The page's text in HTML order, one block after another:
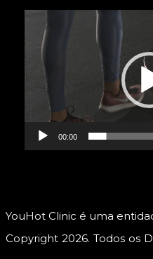
00:00
YouHot Clinic é uma
Copyright 2026. Todos os